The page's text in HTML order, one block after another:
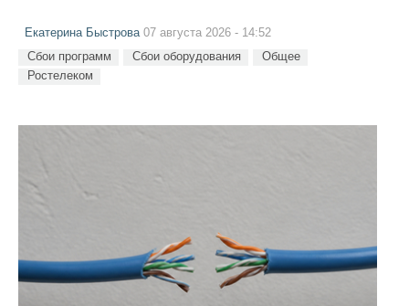
Екатерина Быстрова 07 августа 2026 - 14:52
Сбои программ Сбои оборудования
Общее
Ростелеком